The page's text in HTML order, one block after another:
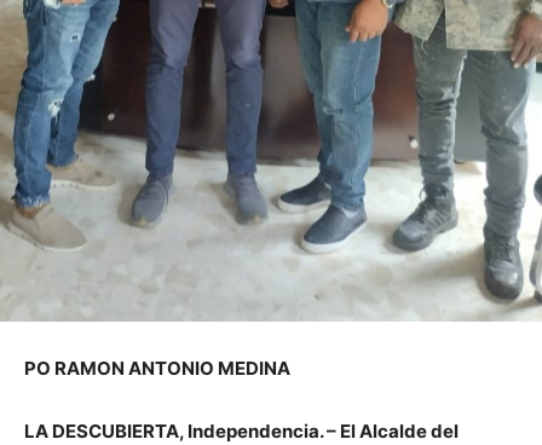
PO RAMON ANTONIO MEDINA
LA DESCUBIERTA, Independencia. – El Alcalde del